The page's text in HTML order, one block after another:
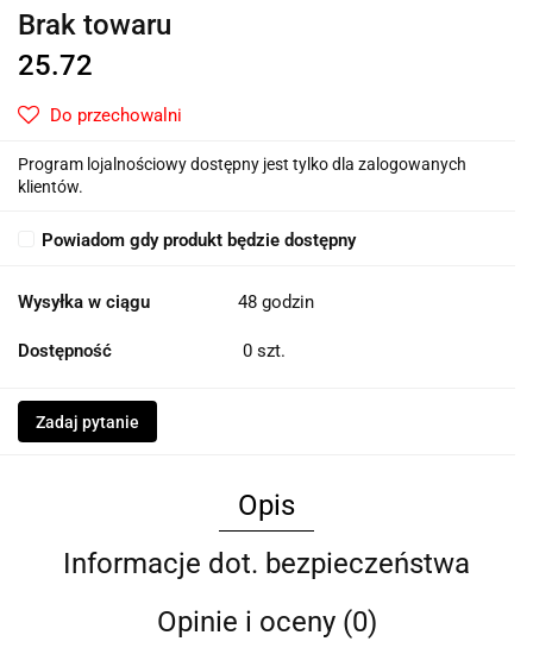
Brak towaru
25.72
Do przechowalni
Program lojalnościowy dostępny jest tylko dla zalogowanych
klientów.
Powiadom gdy produkt będzie dostępny
Wysyłka w ciągu 48 godzin
Dostępność 0 szt.
Zadaj pytanie
Opis
Informacje dot. bezpieczeństwa
Opinie i oceny (0)